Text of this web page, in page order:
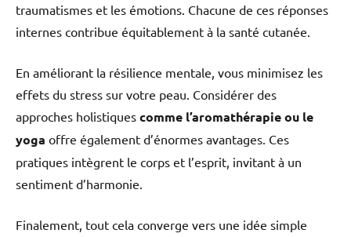
traumatismes et les émotions. Chacune de ces réponses
internes contribue équitablement à la santé cutanée.
En améliorant la résilience mentale, vous minimisez les
effets du stress sur votre peau. Considérer des
approches holistiques comme l’aromathérapie ou le
yoga offre également d’énormes avantages. Ces
pratiques intègrent le corps et l’esprit, invitant à un
sentiment d’harmonie.
Finalement, tout cela converge vers une idée simple